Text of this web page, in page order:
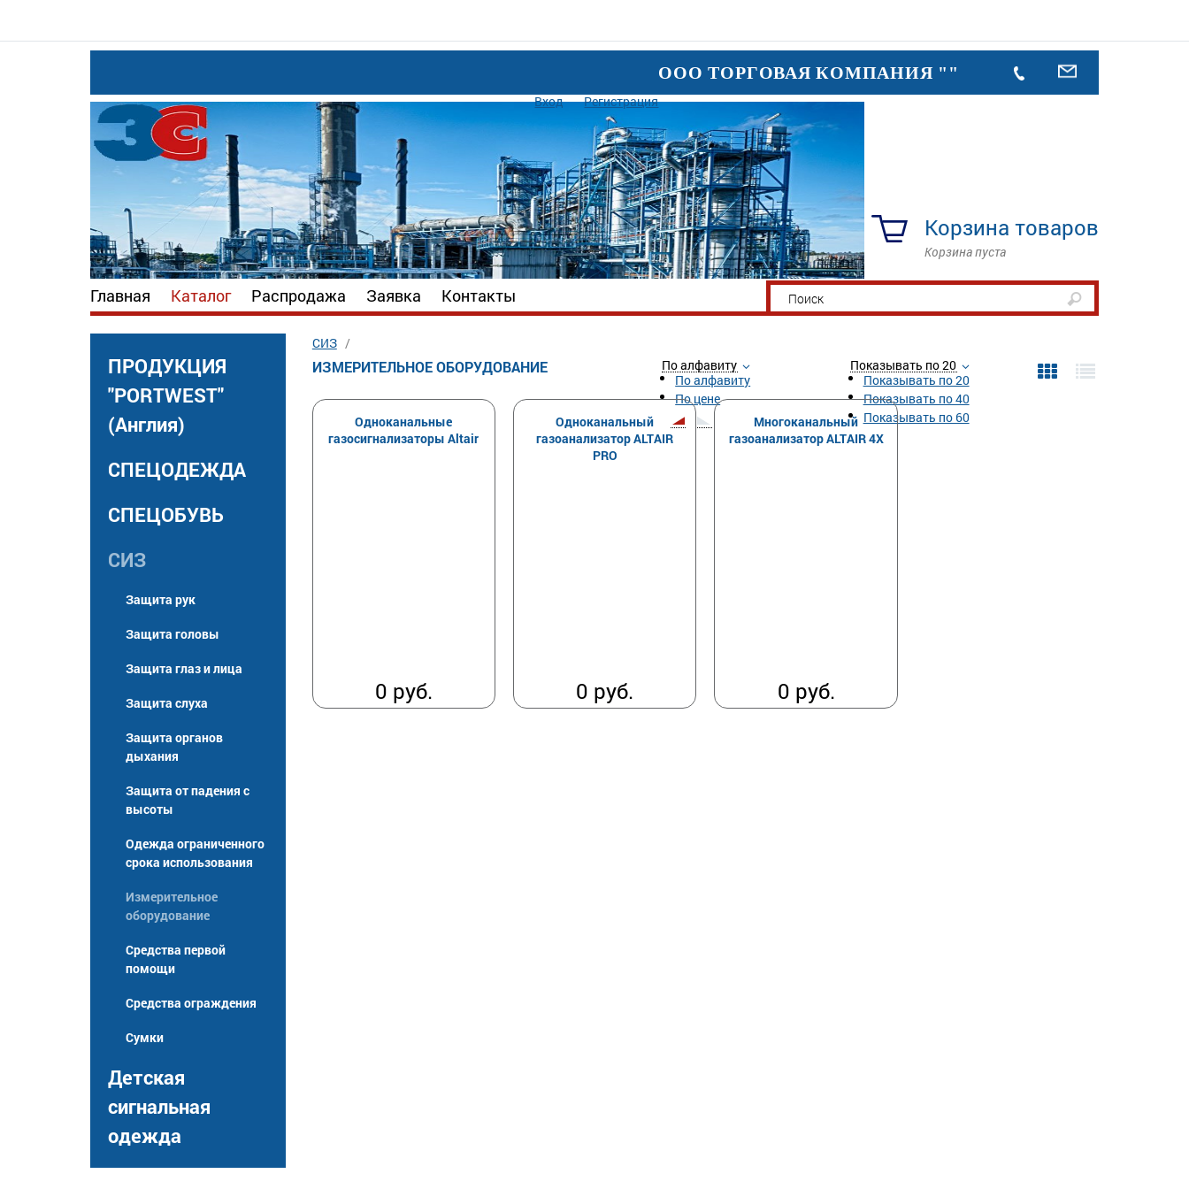
ООО ТОРГОВАЯ КОМПАНИЯ ""
Вход Регистрация
Корзина товаров
Корзина пуста
Главная Каталог Распродажа Заявка Контакты
ПРОДУКЦИЯ
"PORTWEST"
(Англия)
СПЕЦОДЕЖДА
СПЕЦОБУВЬ
СИЗ
Защита рук
Защита головы
Защита глаз и лица
Защита слуха
Защита органов
дыхания
Защита от падения с
высоты
Одежда ограниченного
срока использования
Измерительное
оборудование
Средства первой
помощи
Средства ограждения
Сумки
Детская
сигнальная
одежда
СИЗ
По алфавиту
По алфавиту
По цене
Показывать по 20
Показывать по 20
Показывать по 40
Показывать по 60
ИЗМЕРИТЕЛЬНОЕ ОБОРУДОВАНИЕ
Одноканальные
газосигнализаторы Altair
0 руб.
Одноканальный
газоанализатор ALTAIR
PRO
0 руб.
Многоканальный
газоанализатор ALTAIR 4X
0 руб.